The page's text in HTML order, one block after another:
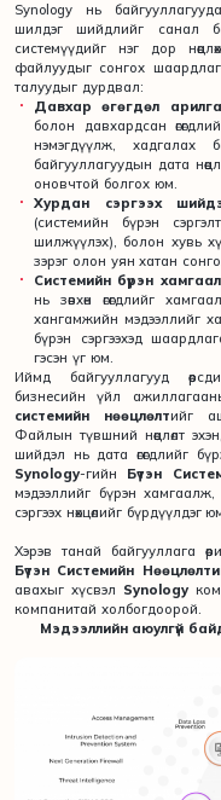
Synology нь
шилдэг шийдлийг санал
системүүдийг нэг дор
файлуудыг сонгох
талуудыг дурдвал:
Давхар өгөгдөл
болон давхардсан
нэмэгдүүлж, хадгалах
байгууллагуудын дата
оновчтой болгох юм.
Хурдан сэргээх
(системийн бүрэн
шилжүүлэх), болон хувь
зэрэг олон уян хатан
Системийн бүрэн
нь зөвхөн өгөгдлийг
хангамжийн мэдээллийг
бүрэн сэргээхэд
гэсэн үг юм.
Иймд байгууллагууд
бизнесийн үйл
системийн нөөцлөлтийг
Файлын түвшний нөөцлөлт
шийдэл нь дата өгөгдлийг
Synology-гийн Бүтэн
мэдээллийг бүрэн
сэргээх нөхцөлийг бүрдүүлдэг
Хэрэв танай байгууллага
Бүтэн Системийн
авахыг хүсвэл Synology
компанитай холбогдоорой.
Мэдээллийн аюулгүй